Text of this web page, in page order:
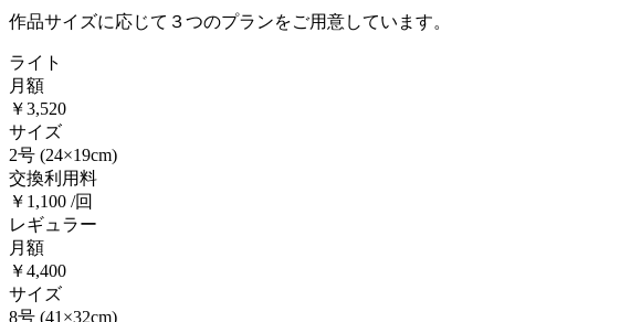
作品サイズに応じて３つのプランをご用意しています。
ライト
月額
￥3,520
サイズ
2号 (24×19cm)
交換利用料
￥1,100 /回
レギュラー
月額
￥4,400
サイズ
8号 (41×32cm)